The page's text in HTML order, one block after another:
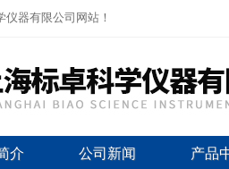
器有限公司网站！
介 公司新闻 产品